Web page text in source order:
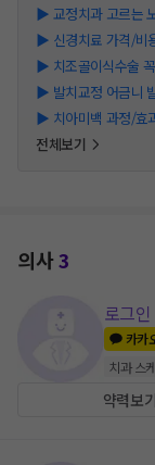
▶ 교정치과 고르는
▶ 신경치료 가격/비
▶ 치조골이식수술
▶ 발치교정 어금니
▶ 치아미백 과정/효
전체보기
의사3
로그
카카
치과 스
약력보기